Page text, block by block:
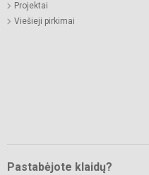
Projektai
Viešieji pirkimai
Pastabėjote klaidų?